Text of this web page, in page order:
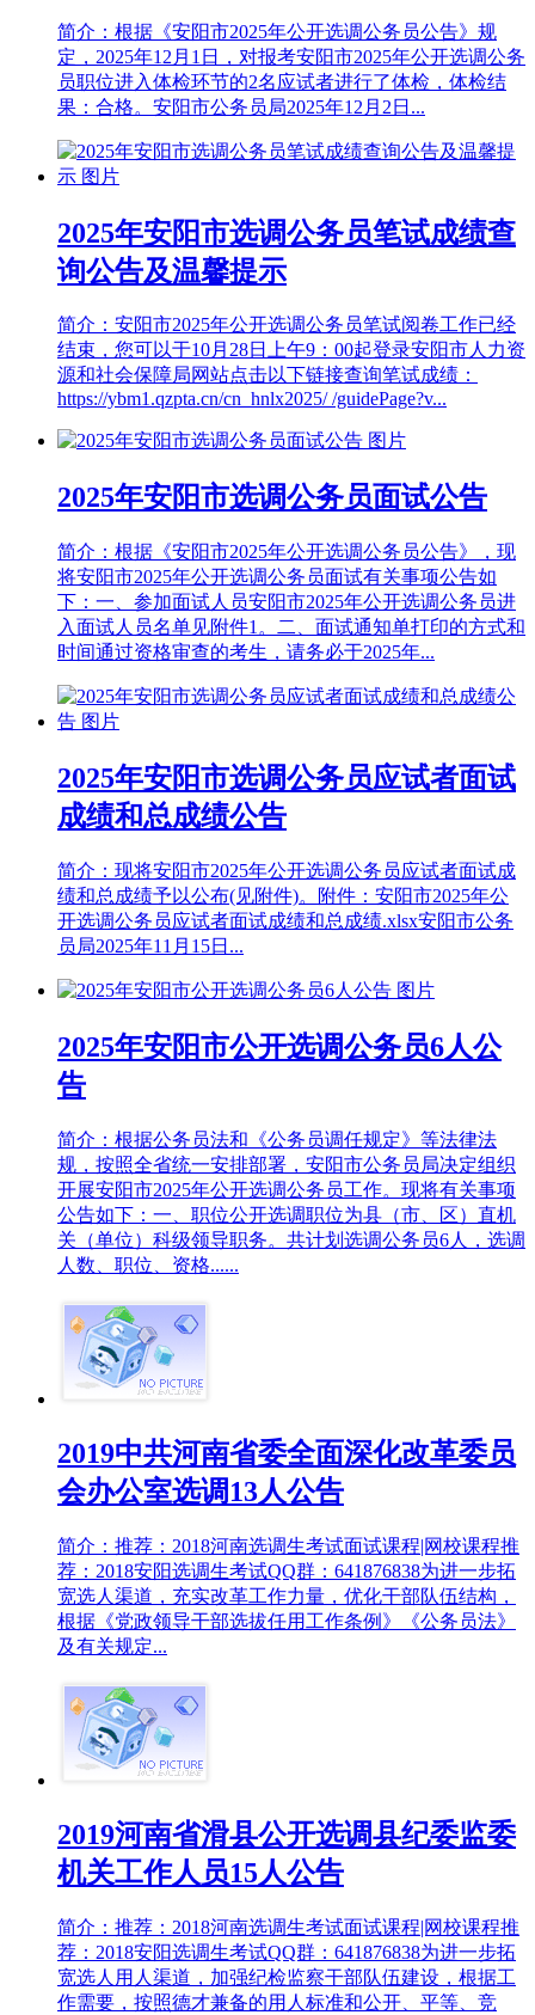
简介：根据《安阳市2025年公开选调公务员公告》规
定，2025年12月1日，对报考安阳市2025年公开选调公务
员职位进入体检环节的2名应试者进行了体检，体检结
果：合格。安阳市公务员局2025年12月2日...
2025年安阳市选调公务员笔试成绩查
询公告及温馨提示
简介：安阳市2025年公开选调公务员笔试阅卷工作已经
结束，您可以于10月28日上午9：00起登录安阳市人力资
源和社会保障局网站点击以下链接查询笔试成绩：
https://ybm1.qzpta.cn/cn_hnlx2025/ /guidePage?v...
2025年安阳市选调公务员面试公告
简介：根据《安阳市2025年公开选调公务员公告》，现
将安阳市2025年公开选调公务员面试有关事项公告如
下：一、参加面试人员安阳市2025年公开选调公务员进
入面试人员名单见附件1。二、面试通知单打印的方式和
时间通过资格审查的考生，请务必于2025年...
2025年安阳市选调公务员应试者面试
成绩和总成绩公告
简介：现将安阳市2025年公开选调公务员应试者面试成
绩和总成绩予以公布(见附件)。附件：安阳市2025年公
开选调公务员应试者面试成绩和总成绩.xlsx安阳市公务
员局2025年11月15日...
2025年安阳市公开选调公务员6人公
告
简介：根据公务员法和《公务员调任规定》等法律法
规，按照全省统一安排部署，安阳市公务员局决定组织
开展安阳市2025年公开选调公务员工作。现将有关事项
公告如下：一、职位公开选调职位为县（市、区）直机
关（单位）科级领导职务。共计划选调公务员6人，选调
人数、职位、资格......
2019中共河南省委全面深化改革委员
会办公室选调13人公告
简介：推荐：2018河南选调生考试面试课程|网校课程推
荐：2018安阳选调生考试QQ群：641876838为进一步拓
宽选人渠道，充实改革工作力量，优化干部队伍结构，
根据《党政领导干部选拔任用工作条例》《公务员法》
及有关规定...
2019河南省滑县公开选调县纪委监委
机关工作人员15人公告
简介：推荐：2018河南选调生考试面试课程|网校课程推
荐：2018安阳选调生考试QQ群：641876838为进一步拓
宽选人用人渠道，加强纪检监察干部队伍建设，根据工
作需要，按照德才兼备的用人标准和公开、平等、竞